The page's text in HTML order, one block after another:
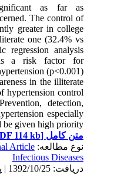
as far as
The control of
greater in college
one (32.4% vs
regression analysis
is a risk factor for
hypertension (p<0.001).
in the illiterate
hypertension control
detection,
especially
be given high priority.
متن کامل[PDF 114 kb]
نوع مطالعه:Article
Infectious Diseases